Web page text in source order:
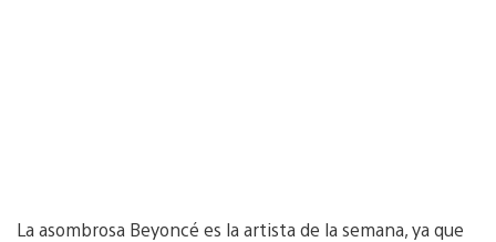
La asombrosa Beyoncé es la artista de la semana, ya que